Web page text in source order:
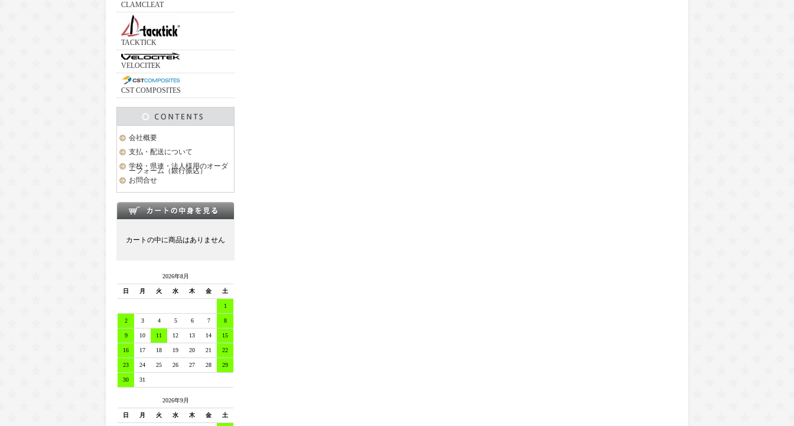
CLAMCLEAT
TACKTICK
VELOCITEK
CST COMPOSITES
会社概要
支払・配送について
学校・県連・法人様用のオーダ
ーフォーム（銀行振込）
お問合せ
カートの中に商品はありません
2026年8月
日 月 火 水 木 金 土
1
2 3 4 5 6 7 8
9 10 11 12 13 14 15
16 17 18 19 20 21 22
23 24 25 26 27 28 29
30 31
2026年9月
日 月 火 水 木 金 土